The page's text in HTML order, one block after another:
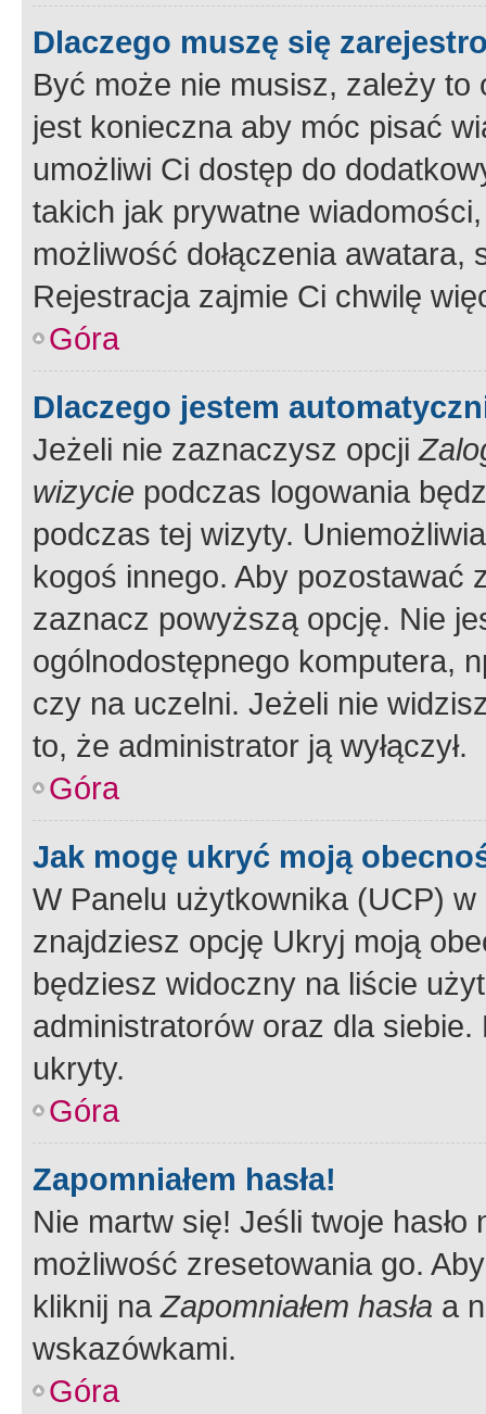
Dlaczego muszę się
Być może nie musisz, zależy
jest konieczna aby móc pisać
umożliwi Ci dostęp do
takich jak prywatne
możliwość dołączenia
Rejestracja zajmie Ci chwilę
Góra
Dlaczego jestem
Jeżeli nie zaznaczysz opcji
wizycie podczas logowania
podczas tej wizyty.
kogoś innego. Aby pozostawać
zaznacz powyższą opcję. Nie
ogólnodostępnego komputera,
czy na uczelni. Jeżeli nie
to, że administrator ją wyłączył.
Góra
Jak mogę ukryć moją
W Panelu użytkownika (UCP) w
znajdziesz opcję Ukryj moją
będziesz widoczny na liście
administratorów oraz dla
ukryty.
Góra
Zapomniałem hasła!
Nie martw się! Jeśli twoje
możliwość zresetowania go.
kliknij naZapomniałem hasła a
wskazówkami.
Góra